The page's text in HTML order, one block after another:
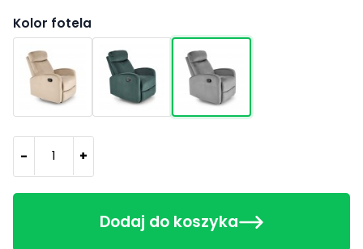
Kolor fotela
- +
Dodaj do koszyka